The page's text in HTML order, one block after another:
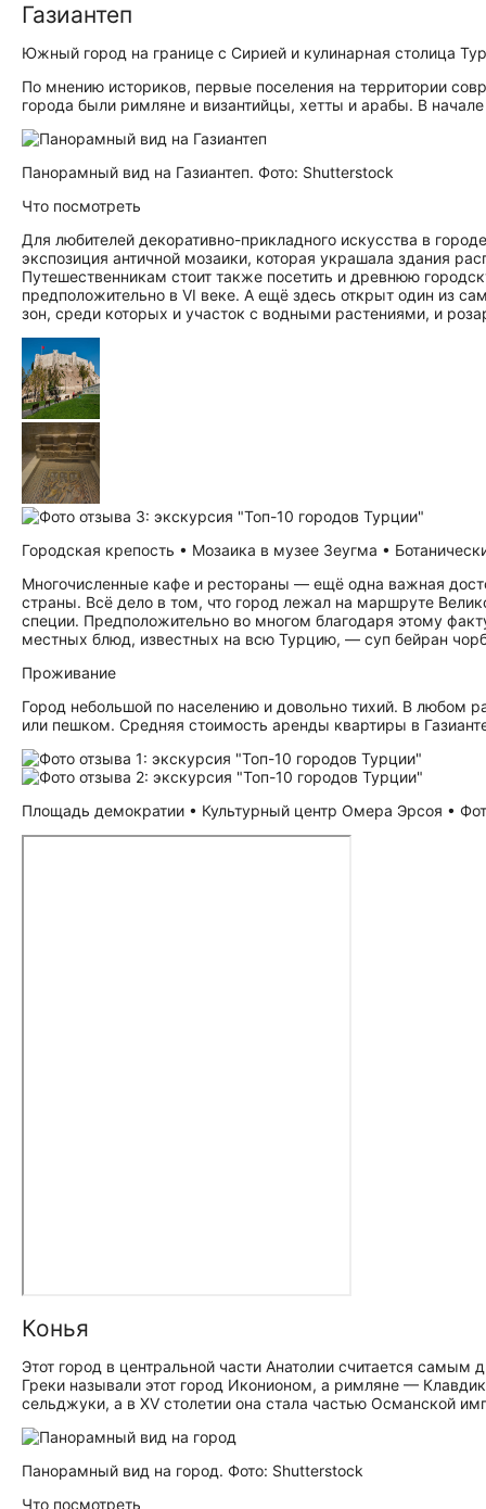
Газиантеп
Южный город на границе с Сирией и кулинарная столица
По мнению историков, первые поселения на территории
города были римляне и византийцы, хетты и арабы. В
Панорамный вид на Газиантеп. Фото: Shutterstock
Что посмотреть
Для любителей декоративно-прикладного искусства в
экспозиция античной мозаики, которая украшала здания
Путешественникам стоит также посетить и древнюю
предположительно в VI веке. А ещё здесь открыт один из
зон, среди которых и участок с водными растениями, и
Городская крепость • Мозаика в музее Зеугма •
Многочисленные кафе и рестораны — ещё одна важная
страны. Всё дело в том, что город лежал на маршруте
специи. Предположительно во многом благодаря этому
местных блюд, известных на всю Турцию, — суп бейран
Проживание
Город небольшой по населению и довольно тихий. В любом
или пешком. Средняя стоимость аренды квартиры в
Площадь демократии • Культурный центр Омера Эрсоя •
Конья
Этот город в центральной части Анатолии считается
Греки называли этот город Иконионом, а римляне —
сельджуки, а в XV столетии она стала частью Османской
Панорамный вид на город. Фото: Shutterstock
Что посмотреть